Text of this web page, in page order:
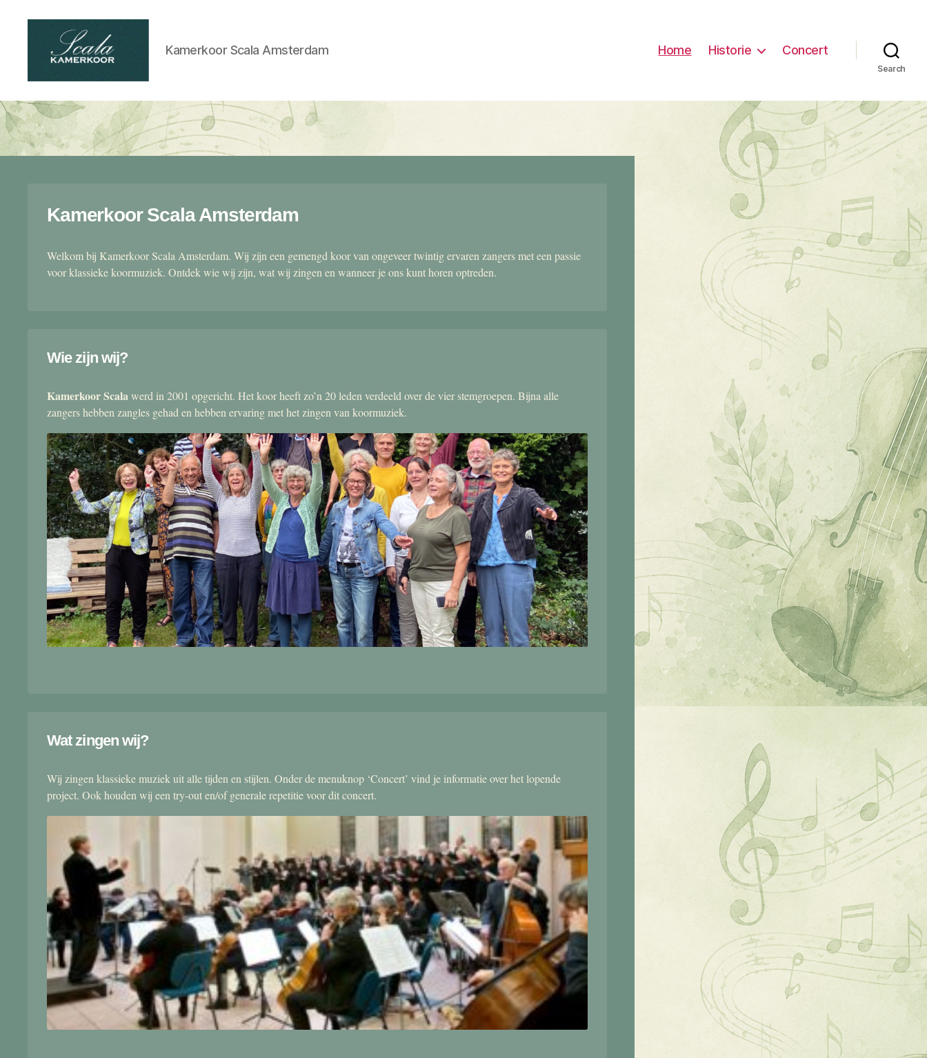
kamerkoor
Kamerkoor Scala Amsterdam Home Historie Concert
Search
Kamerkoor Scala Amsterdam
Welkom bij Kamerkoor Scala Amsterdam. Wij zijn een gemengd koor van ongeveer twintig ervaren zangers met een passie
voor klassieke koormuziek. Ontdek wie wij zijn, wat wij zingen en wanneer je ons kunt horen optreden.
Wie zijn wij?
Kamerkoor Scalawerd in 2001 opgericht. Het koor heeft zo’n 20 leden verdeeld over de vier stemgroepen. Bijna alle
zangers hebben zangles gehad en hebben ervaring met het zingen van koormuziek.
Wat zingen wij?
Wij zingen klassieke muziek uit alle tijden en stijlen. Onder de menuknop ‘Concert’ vind je informatie over het lopende
project. Ook houden wij een try-out en/of generale repetitie voor dit concert.